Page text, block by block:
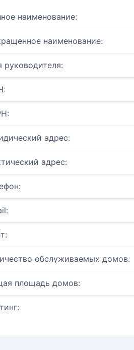
наименование:
наименование:
руководителя:
адрес:
адрес:
обслуживаемых домов:
площадь домов: